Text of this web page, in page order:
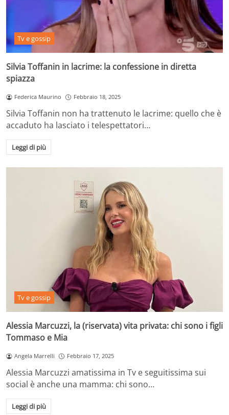
Tv e gossip
Silvia Toffanin in lacrime: la confessione in diretta
spiazza
Federica Maurino Febbraio 18, 2025
Silvia Toffanin non ha trattenuto le lacrime: quello che è
accaduto ha lasciato i telespettatori…
Leggi di più
Tv e gossip
Alessia Marcuzzi, la (riservata) vita privata: chi sono i figli
Tommaso e Mia
Angela Marrelli Febbraio 17, 2025
Alessia Marcuzzi amatissima in Tv e seguitissima sui
social è anche una mamma: chi sono…
Leggi di più